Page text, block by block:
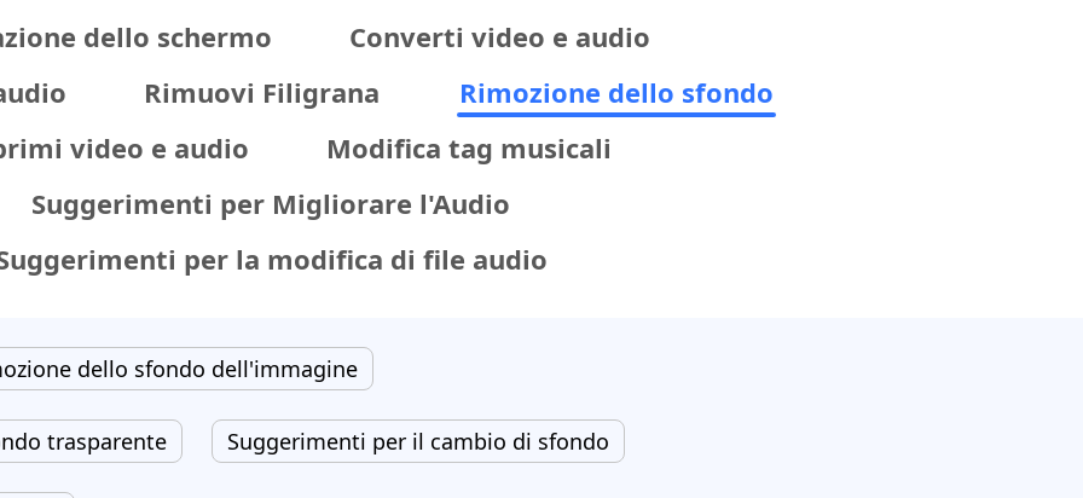
dello schermo
Converti video e audio
Rimuovi Filigrana
Rimozione dello sfondo
video e audio
Modifica tag musicali
Suggerimenti per Migliorare l'Audio
per la modifica di file audio
dello sfondo dell'immagine
trasparente Suggerimenti per il cambio di sfondo